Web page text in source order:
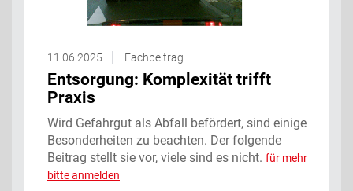
11.06.2025 Fachbeitrag
Entsorgung: Komplexität trifft
Praxis
Wird Gefahrgut als Abfall befördert, sind einige
Besonderheiten zu beachten. Der folgende
Beitrag stellt sie vor, viele sind es nicht. für mehr
bitte anmelden